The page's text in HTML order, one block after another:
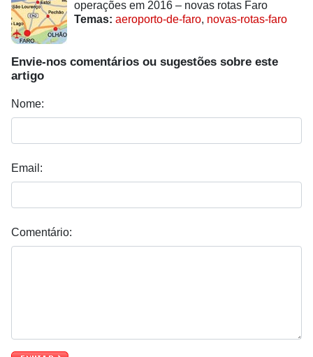
operações em 2016 – novas rotas Faro
Temas: aeroporto-de-faro, novas-rotas-faro
Envie-nos comentários ou sugestões sobre este
artigo
Nome:
Email:
Comentário: